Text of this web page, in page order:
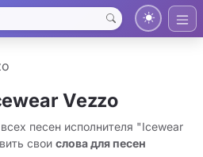
Vezzo
песен исполнителя "Icewear
свои слова для песен